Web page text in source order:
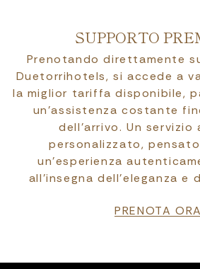
SUPPORTO
Prenotando direttamente
Duetorrihotels, si accede a
la miglior tariffa disponibile,
un’assistenza costante
dell’arrivo. Un
personalizzato,
un’esperienza
all’insegna dell’eleganza e
PRENOTA ORA